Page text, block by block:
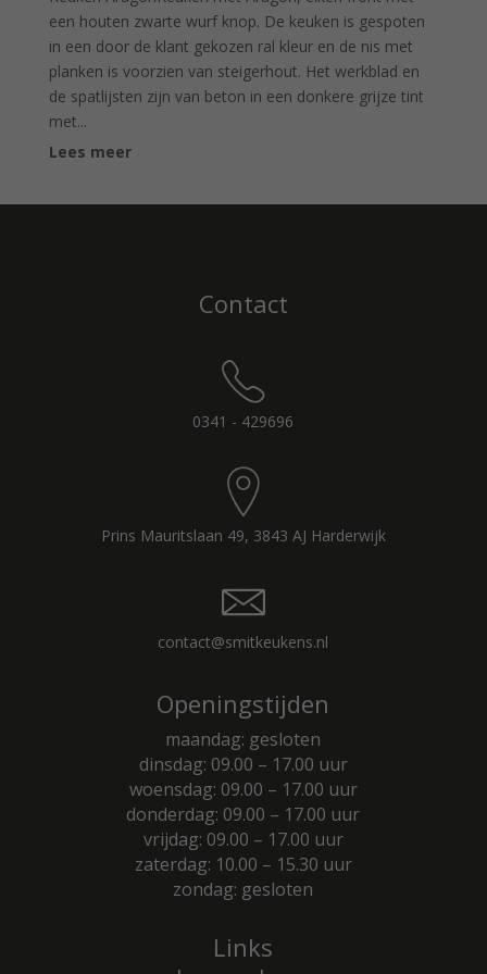
een houten zwarte wurf knop. De keuken is gespoten
in een door de klant gekozen ral kleur en de nis met
planken is voorzien van steigerhout. Het werkblad en
de spatlijsten zijn van beton in een donkere grijze tint
met...
Lees meer
Contact
0341 - 429696
Prins Mauritslaan 49, 3843 AJ Harderwijk
contact@smitkeukens.nl
Openingstijden
maandag: gesloten
dinsdag: 09.00 – 17.00 uur
woensdag: 09.00 – 17.00 uur
donderdag: 09.00 – 17.00 uur
vrijdag: 09.00 – 17.00 uur
zaterdag: 10.00 – 15.30 uur
zondag: gesloten
Links